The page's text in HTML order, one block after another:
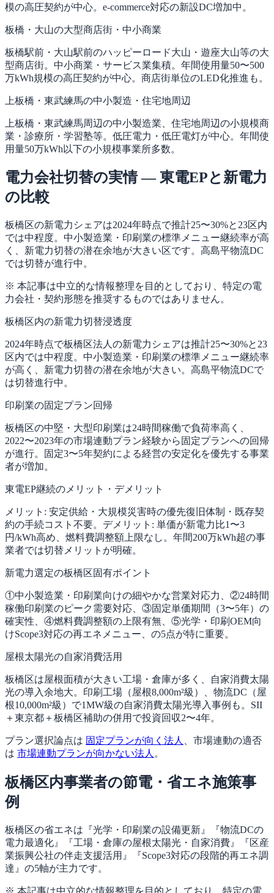
模の高圧契約が中心。e-commerce対応の新設DC増加中。
板橋・大山の大型商店街・中小商業
板橋駅前・大山駅前のハッピーロード大山・遊座大山等の大
型商店街。中小商業・サービス業集積。年間使用量50〜500
万kWh規模の高圧契約が中心。商店街単位のLED化推進も。
上板橋・東武練馬の中小製造・住宅地周辺
上板橋・東武練馬周辺の中小製造業、住宅地周辺の小規模商
業・診療所・学習塾等。低圧電力・低圧電灯が中心。年間使
用量50万kWh以下の小規模事業所多数。
電力会社切替の実情 — 東電EPと新電力
の比較
板橋区の新電力シェアは2024年時点で推計25〜30%と23区内
では中程度。中小製造業・印刷業の標準メニュー継続率が高
く、新電力切替の潜在余地が大きい区です。高島平物流DC
では切替が進行中。
※ 本記事は中立的な情報整理を目的としており、特定の電
力会社・契約形態を推奨するものではありません。
板橋区内の新電力切替浸透度
2024年時点で板橋区法人の新電力シェアは推計25〜30%と23
区内では中程度。中小製造業・印刷業の標準メニュー継続率
が高く、新電力切替の潜在余地が大きい。高島平物流DCで
は切替進行中。
印刷業の固定プラン回帰
板橋区の中堅・大型印刷業は24時間稼働で負荷率高く、
2022〜2023年の市場連動プラン経験から固定プランへの回帰
が進行。固定3〜5年契約による経営の安定化を優先する事業
者が増加。
東電EP継続のメリット・デメリット
メリット: 安定供給・大規模災害時の優先復旧体制・既存契
約の手続コスト不要。デメリット: 単価が新電力比1〜3
円/kWh高め、燃料費調整額上限なし。年間200万kWh超の事
業者では切替メリットが明確。
新電力選定の板橋区固有ポイント
①中小製造業・印刷業向けの細やかな営業対応力、②24時間
稼働印刷業のピーク需要対応、③固定単価期間（3〜5年）の
確実性、④燃料費調整額の上限有無、⑤光学・印刷OEM向
けScope3対応の再エネメニュー、の5点が特に重要。
屋根太陽光の自家消費活用
板橋区は屋根面積が大きい工場・倉庫が多く、自家消費太陽
光の導入余地大。印刷工場（屋根8,000m²級）、物流DC（屋
根10,000m²級）で1MW級の自家消費太陽光導入事例も。SII
＋東京都＋板橋区補助の併用で投資回収2〜4年。
プラン選択論点は 固定プランが向く法人
、市場連動の適否
は 市場連動プランが向かない法人 。
板橋区内事業者の節電・省エネ施策事
例
板橋区の省エネは『光学・印刷業の設備更新』『物流DCの
電力最適化』『工場・倉庫の屋根太陽光・自家消費』『区産
業振興公社の伴走支援活用』『Scope3対応の段階的再エネ調
達』の5軸が主力です。